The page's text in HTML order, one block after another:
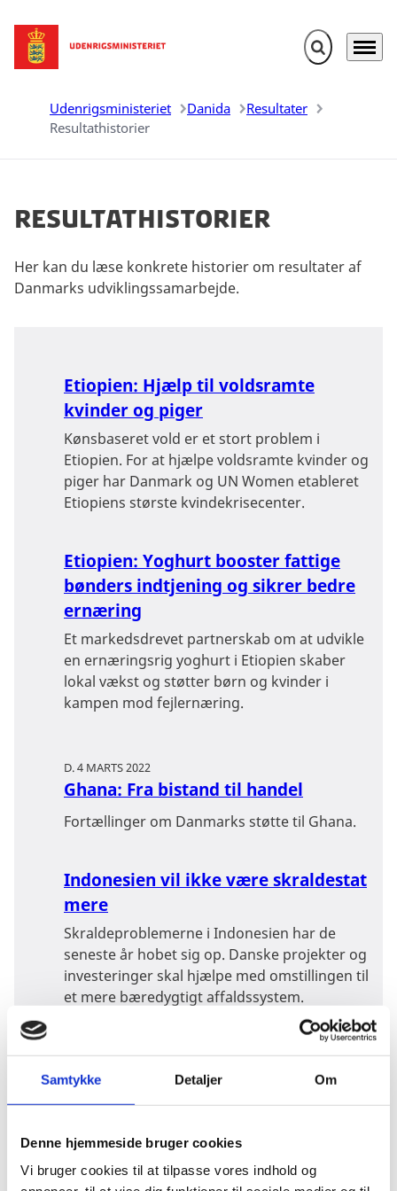
Samtykke Detaljer Om
Denne hjemmeside bruger cookies
Vi bruger cookies til at tilpasse vores indhold og
Gå til forsiden Fold søgefelt
Menu
Udenrigsministeriet Danida
Resultater
Resultathistorier
Resultathistorier
Her kan du læse konkrete historier om resultater af
Danmarks udviklingssamarbejde.
Etiopien: Hjælp til voldsramte
kvinder og piger
Kønsbaseret vold er et stort problem i
Etiopien. For at hjælpe voldsramte kvinder og
piger har Danmark og UN Women etableret
Etiopiens største kvindekrisecenter.
Etiopien: Yoghurt booster fattige
bønders indtjening og sikrer bedre
ernæring
Et markedsdrevet partnerskab om at udvikle
en ernæringsrig yoghurt i Etiopien skaber
lokal vækst og støtter børn og kvinder i
kampen mod fejlernæring.
D. 4 MARTS 2022
Ghana: Fra bistand til handel
Fortællinger om Danmarks støtte til Ghana.
Indonesien vil ikke være skraldestat
mere
Skraldeproblemerne i Indonesien har de
seneste år hobet sig op. Danske projekter og
investeringer skal hjælpe med omstillingen til
et mere bæredygtigt affaldssystem.
Indonesien: Danmark hjælper med
grøn omstilling
Dansk erfaring med grøn energi, der kan
nu Indonesien med en ambitiøs grøn
omstilling frem mod 2050.